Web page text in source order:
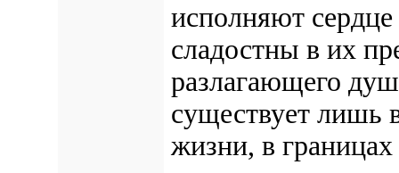
исполняют
сладостны в их
разлагающего
существует лишь
жизни, в